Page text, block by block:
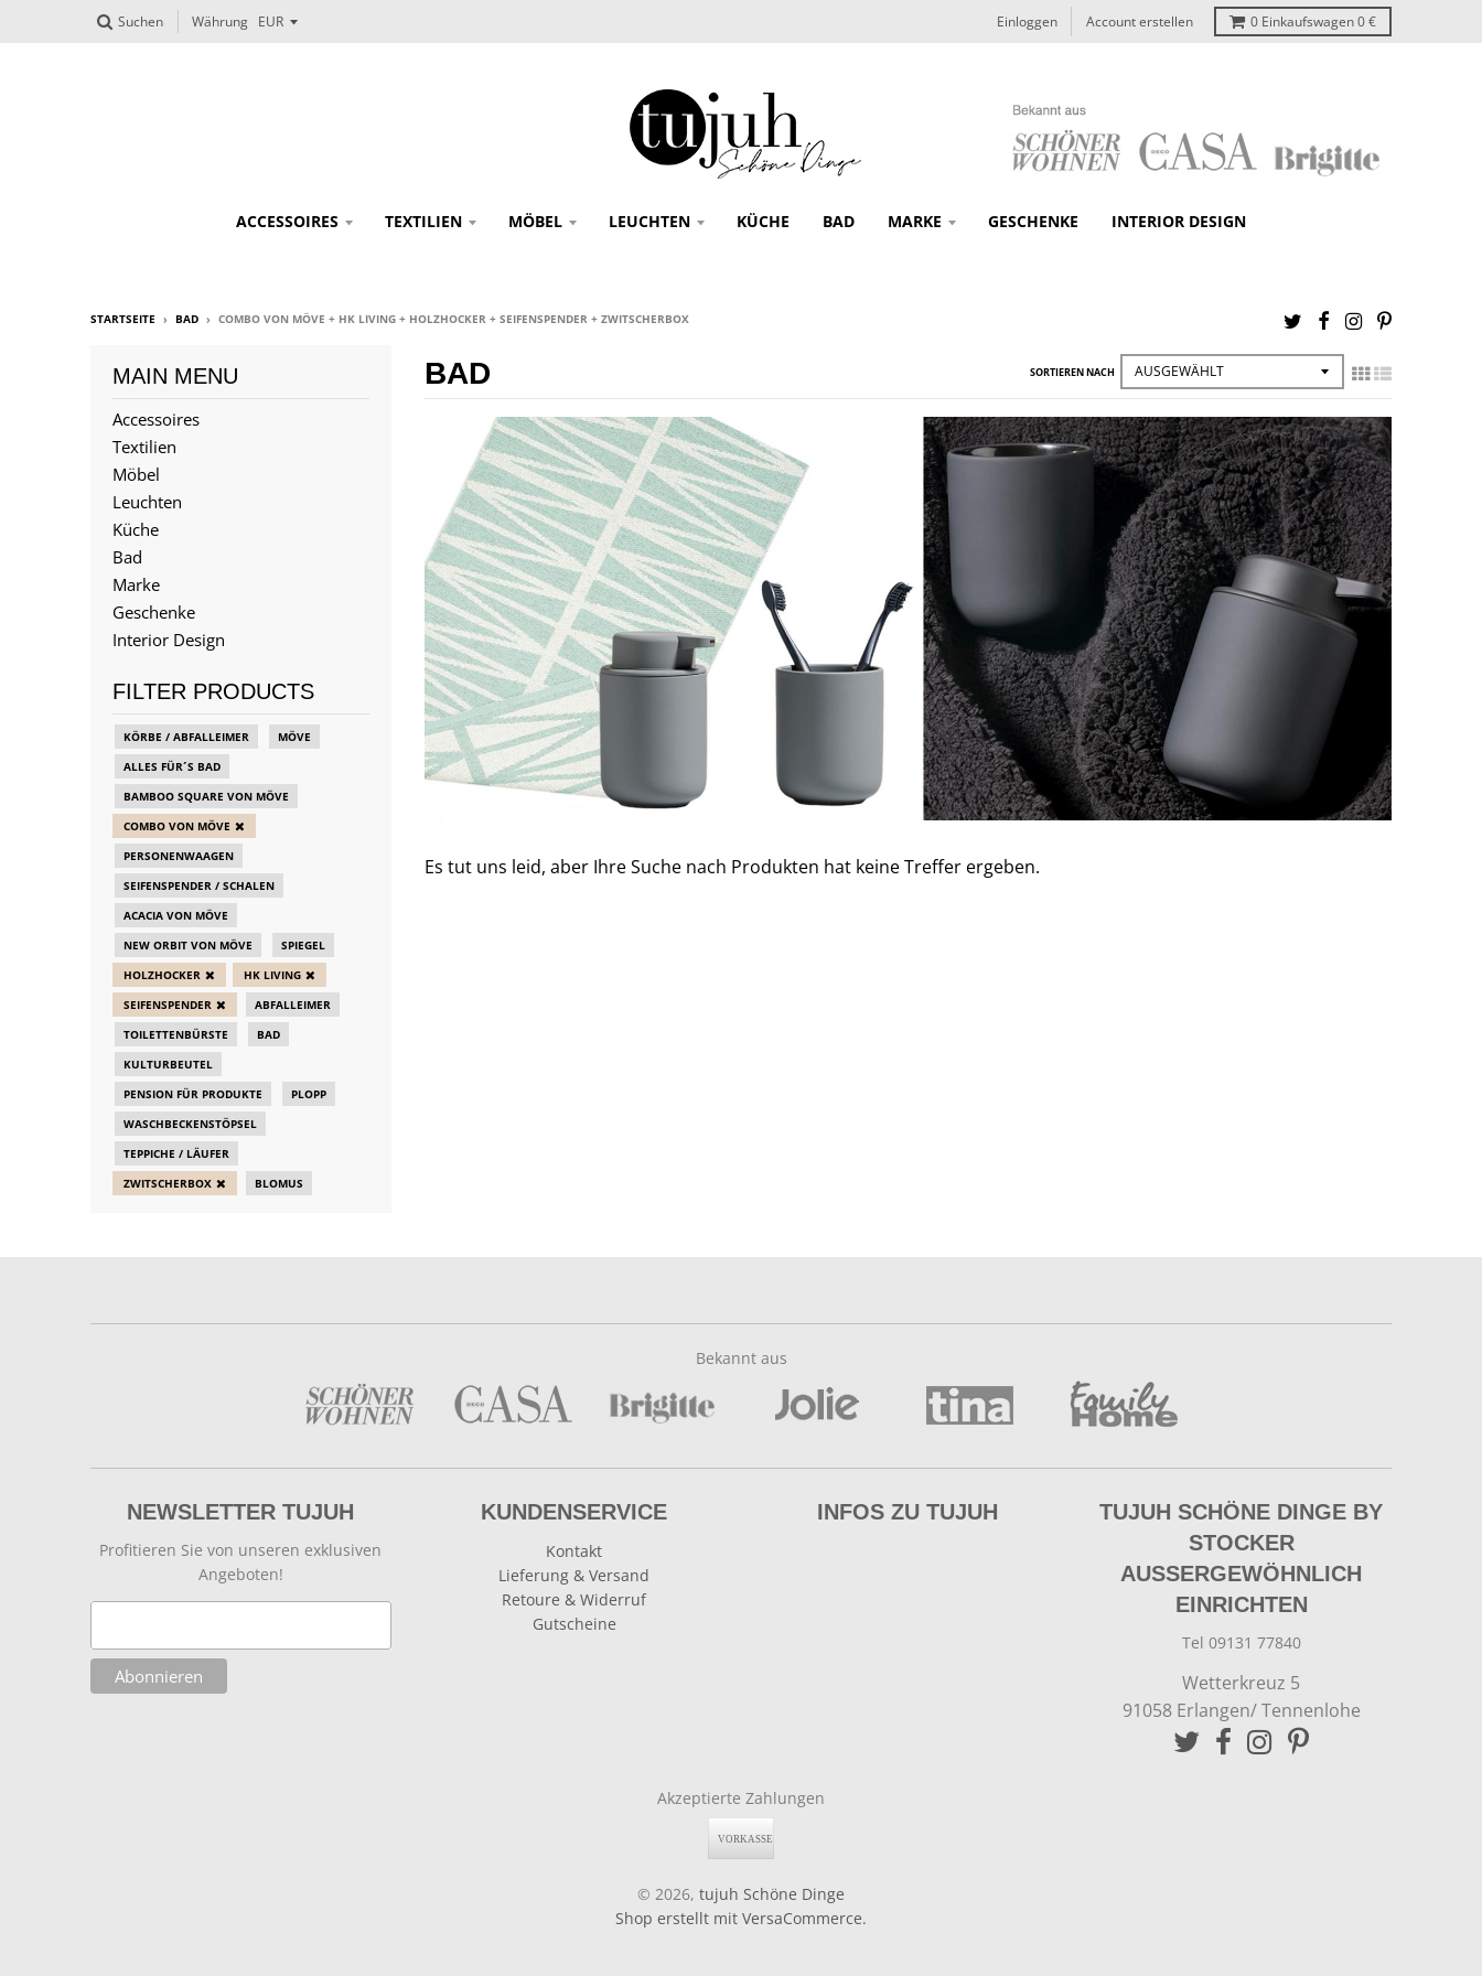
Suchen Währung Einloggen Account erstellen 0 Einkaufswagen0 €
ACCESSOIRES TEXTILIEN MÖBEL LEUCHTEN KÜCHE BAD MARKE GESCHENKE INTERIOR DESIGN
STARTSEITE › BAD › COMBO VON MÖVE + HK LIVING + HOLZHOCKER + SEIFENSPENDER + ZWITSCHERBOX
BAD SORTIEREN NACH
Es tut uns leid, aber Ihre Suche nach Produkten hat keine Treffer ergeben.
MAIN MENU
Accessoires
Textilien
Möbel
Leuchten
Küche
Bad
Marke
Geschenke
Interior Design
FILTER PRODUCTS
KÖRBE / ABFALLEIMER
MÖVE
ALLES FÜR´S BAD
BAMBOO SQUARE VON MÖVE
COMBO VON MÖVE
PERSONENWAAGEN
SEIFENSPENDER / SCHALEN
ACACIA VON MÖVE
NEW ORBIT VON MÖVE
SPIEGEL
HOLZHOCKER
HK LIVING
SEIFENSPENDER
ABFALLEIMER
TOILETTENBÜRSTE
BAD
KULTURBEUTEL
PENSION FÜR PRODUKTE
PLOPP
WASCHBECKENSTÖPSEL
TEPPICHE / LÄUFER
ZWITSCHERBOX
BLOMUS
Bekannt aus
NEWSLETTER TUJUH
Profitieren Sie von unseren exklusiven
Angeboten!
KUNDENSERVICE
Kontakt
Lieferung & Versand
Retoure & Widerruf
Gutscheine
INFOS ZU TUJUH
TUJUH SCHÖNE DINGE BY
STOCKER
AUSSERGEWÖHNLICH E
INRICHTEN
Tel 09131 77840
Wetterkreuz 5
91058 Erlangen/ Tennenlohe
Akzeptierte Zahlungen
© 2026, tujuh Schöne Dinge
Shop erstellt mit VersaCommerce.